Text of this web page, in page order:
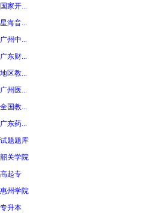
国家开...
星海音...
广州中...
广东财...
地区教...
广州医...
全国教...
广东药...
试题题库
韶关学院
高起专
惠州学院
专升本